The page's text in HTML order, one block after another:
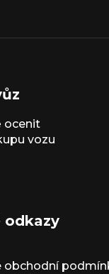
ocenit
vozu
odkazy
obchodní